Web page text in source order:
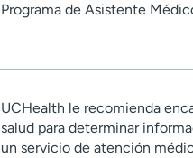
Programa de Asistente
UCHealth le recomienda
salud para determinar
un servicio de atención